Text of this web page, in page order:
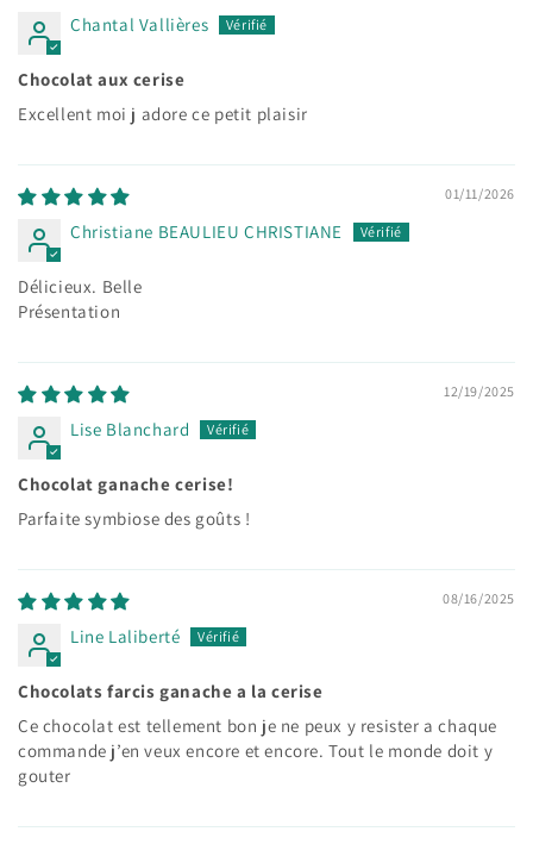
Chantal Vallières
Chocolat aux cerise
Excellent moi j adore ce petit plaisir
01/11/2026
Christiane BEAULIEU CHRISTIANE
Délicieux. Belle
Présentation
12/19/2025
Lise Blanchard
Chocolat ganache cerise!
Parfaite symbiose des goûts !
08/16/2025
Line Laliberté
Chocolats farcis ganache a la cerise
Ce chocolat est tellement bon je ne peux y resister a chaque
commande j’en veux encore et encore. Tout le monde doit y
gouter